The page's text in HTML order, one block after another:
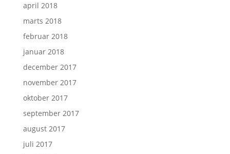
april 2018
marts 2018
februar 2018
januar 2018
december 2017
november 2017
oktober 2017
september 2017
august 2017
juli 2017